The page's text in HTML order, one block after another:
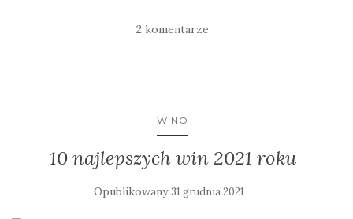
2 komentarze
WINO
10 najlepszych win 2021 roku
Opublikowany 31 grudnia 2021